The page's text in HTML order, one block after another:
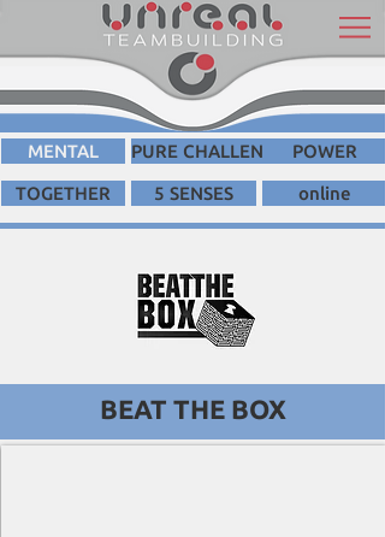
MENTAL PURE CHALLENGE POWER
TOGETHER 5 SENSES online
BEAT THE BOX